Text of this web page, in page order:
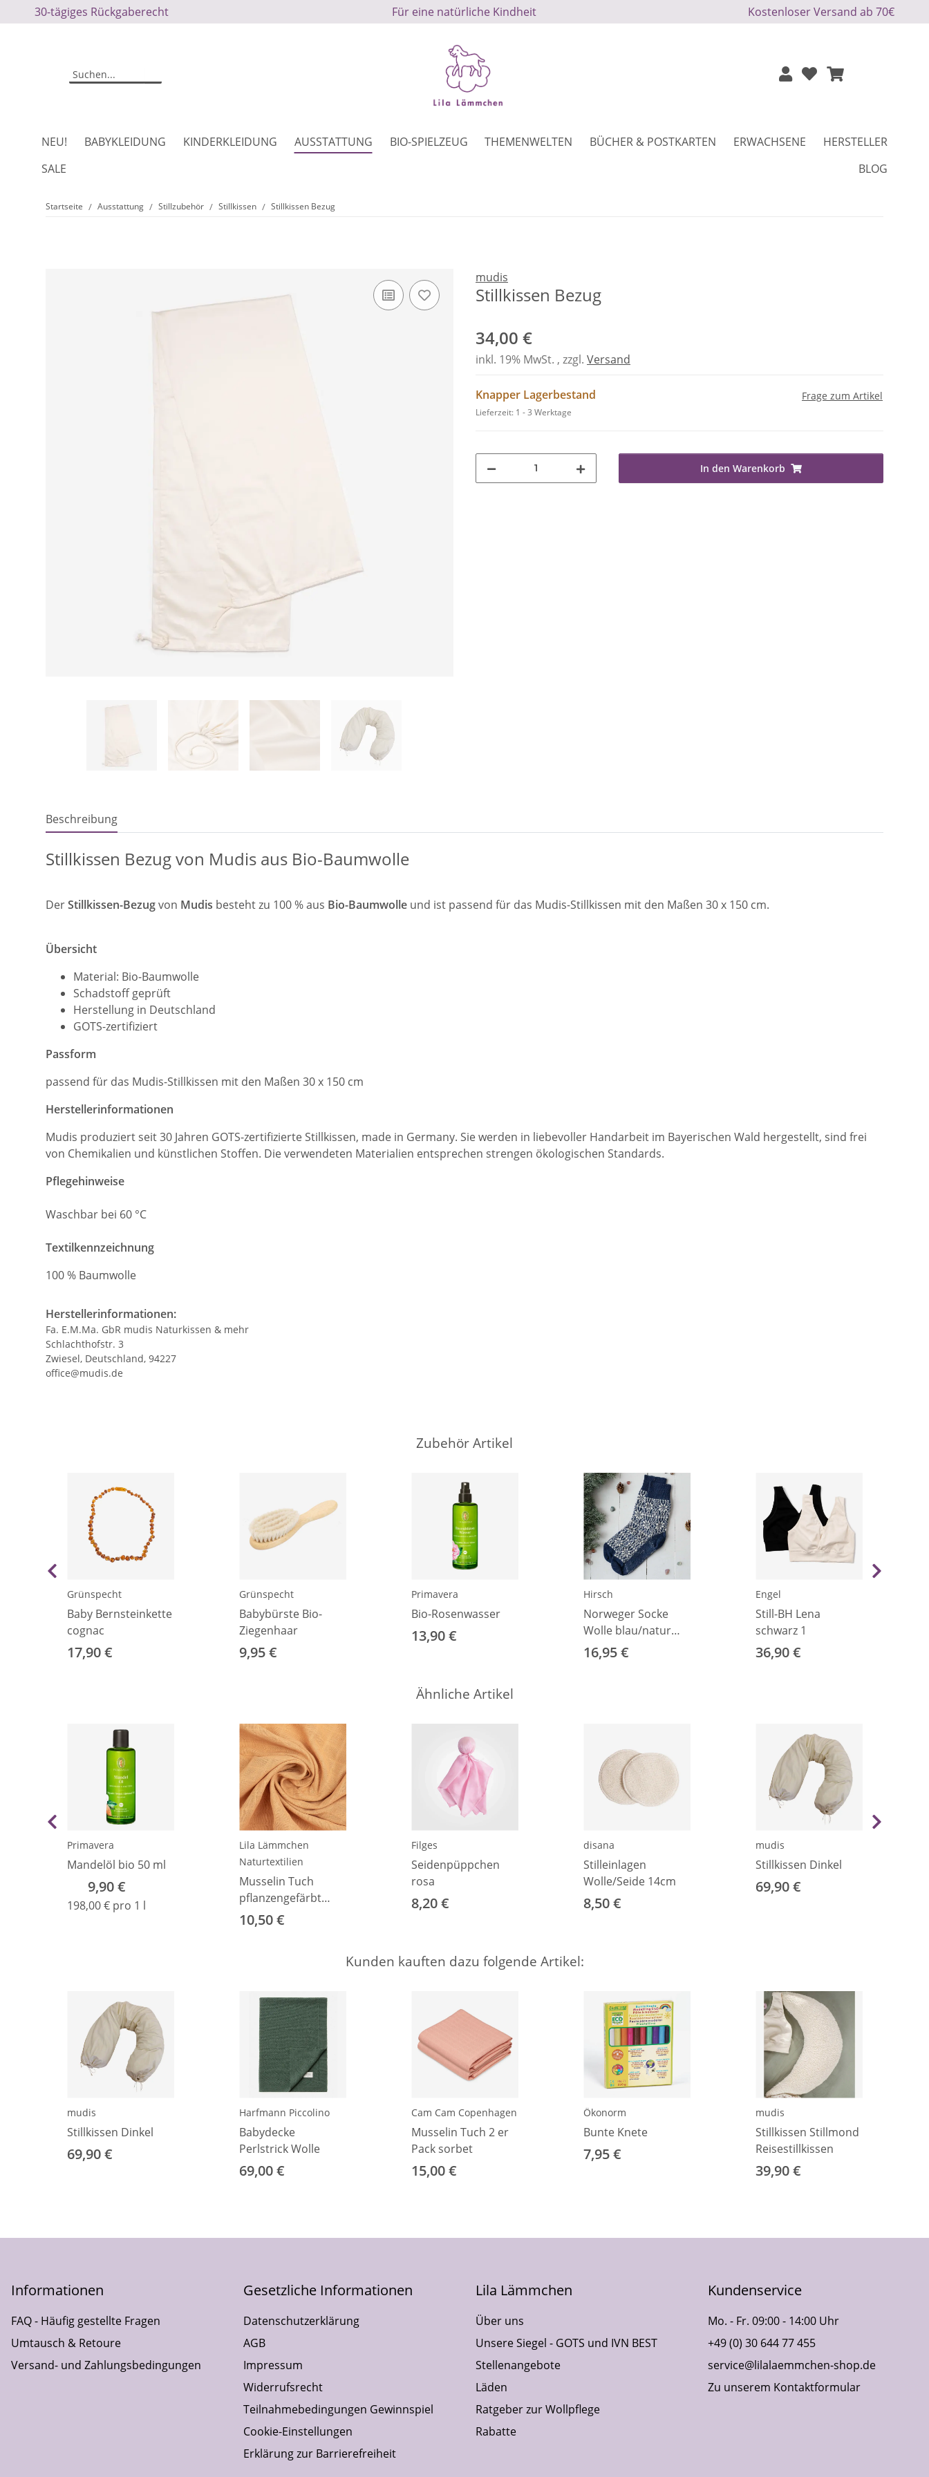
30-tägiges Rückgaberecht Für eine natürliche Kindheit Kostenloser Versand ab 70€
NEU! BABYKLEIDUNG KINDERKLEIDUNG AUSSTATTUNG BIO-SPIELZEUG THEMENWELTEN BÜCHER & POSTKARTEN ERWACHSENE
HERSTELLER
SALE
BLOG
Startseite Ausstattung Stillzubehör Stillkissen Stillkissen Bezug
mudis
Stillkissen Bezug
34,00 €
inkl. 19% MwSt. , zzgl. Versand
Knapper Lagerbestand
Lieferzeit: 1 - 3 Werktage
Frage zum Artikel
In den Warenkorb
Beschreibung
Stillkissen Bezug von Mudis aus Bio-Baumwolle
DerStillkissen-Bezugvon Mudis besteht zu 100 % aus Bio-Baumwolle und ist passend für das Mudis-Stillkissen mit den Maßen 30 x 150 cm.
Übersicht
Material: Bio-Baumwolle
Schadstoff geprüft
Herstellung in Deutschland
GOTS-zertifiziert
Passform
passend für das Mudis-Stillkissen mit den Maßen 30 x 150 cm
Herstellerinformationen
Mudis produziert seit 30 Jahren GOTS-zertifizierte Stillkissen, made in Germany. Sie werden in liebevoller Handarbeit im Bayerischen Wald hergestellt, sind frei
von Chemikalien und künstlichen Stoffen. Die verwendeten Materialien entsprechen strengen ökologischen Standards.
Pflegehinweise
Waschbar bei 60 °C
Textilkennzeichnung
100 % Baumwolle
Herstellerinformationen:
Fa. E.M.Ma. GbR mudis Naturkissen & mehr
Schlachthofstr. 3
Zwiesel, Deutschland, 94227
office@mudis.de
Zubehör Artikel
Grünspecht
Baby Bernsteinkette
cognac
17,90 €
Grünspecht
Babybürste Bio-
Ziegenhaar
9,95 €
Primavera
Bio-Rosenwasser
13,90 €
Hirsch
Norweger Socke
Wolle blau/natur
36–37
16,95 €
Engel
Still-BH Lena
schwarz 1
36,90 €
Ähnliche Artikel
Primavera
Mandelöl bio 50 ml
9,90 €
198,00 € pro 1 l
Lila Lämmchen
Naturtextilien
Musselin Tuch
pflanzengefärbt
mustard
10,50 €
Filges
Seidenpüppchen
rosa
8,20 €
disana
Stilleinlagen
Wolle/Seide 14cm
8,50 €
mudis
Stillkissen Dinkel
69,90 €
Kunden kauften dazu folgende Artikel:
mudis
Stillkissen Dinkel
69,90 €
Harfmann Piccolino
Babydecke
Perlstrick Wolle
69,00 €
Cam Cam Copenhagen
Musselin Tuch 2 er
Pack sorbet
15,00 €
Ökonorm
Bunte Knete
7,95 €
mudis
Stillkissen Stillmond
Reisestillkissen
39,90 €
Informationen
FAQ - Häufig gestellte Fragen
Umtausch & Retoure
Versand- und Zahlungsbedingungen
Gesetzliche Informationen
Datenschutzerklärung
AGB
Impressum
Widerrufsrecht
Teilnahmebedingungen Gewinnspiel
Cookie-Einstellungen
Erklärung zur Barrierefreiheit
Lila Lämmchen
Über uns
Unsere Siegel - GOTS und IVN BEST
Stellenangebote
Läden
Ratgeber zur Wollpflege
Rabatte
Kundenservice
Mo. - Fr. 09:00 - 14:00 Uhr
+49 (0) 30 644 77 455
service@lilalaemmchen-shop.de
Zu unserem Kontaktformular